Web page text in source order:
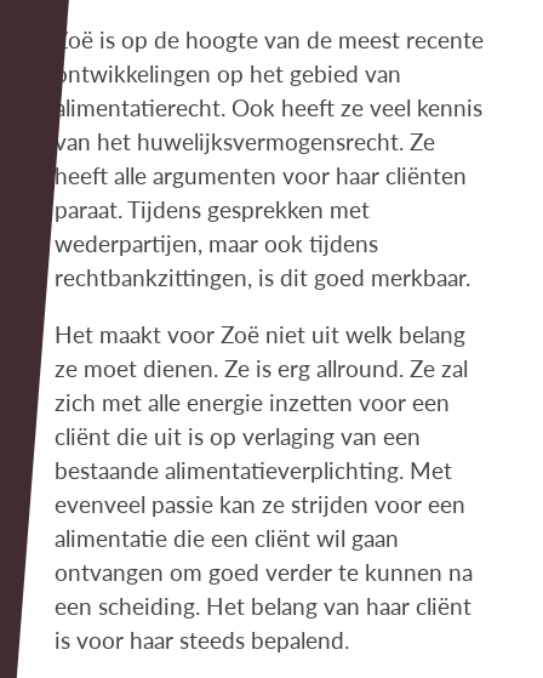
Zoë is op de hoogte van de meest recente
ontwikkelingen op het gebied van
alimentatierecht. Ook heeft ze veel kennis
van het huwelijksvermogensrecht. Ze
heeft alle argumenten voor haar cliënten
paraat. Tijdens gesprekken met
wederpartijen, maar ook tijdens
rechtbankzittingen, is dit goed merkbaar.
Het maakt voor Zoë niet uit welk belang
ze moet dienen. Ze is erg allround. Ze zal
zich met alle energie inzetten voor een
cliënt die uit is op verlaging van een
bestaande alimentatieverplichting. Met
evenveel passie kan ze strijden voor een
alimentatie die een cliënt wil gaan
ontvangen om goed verder te kunnen na
een scheiding. Het belang van haar cliënt
is voor haar steeds bepalend.